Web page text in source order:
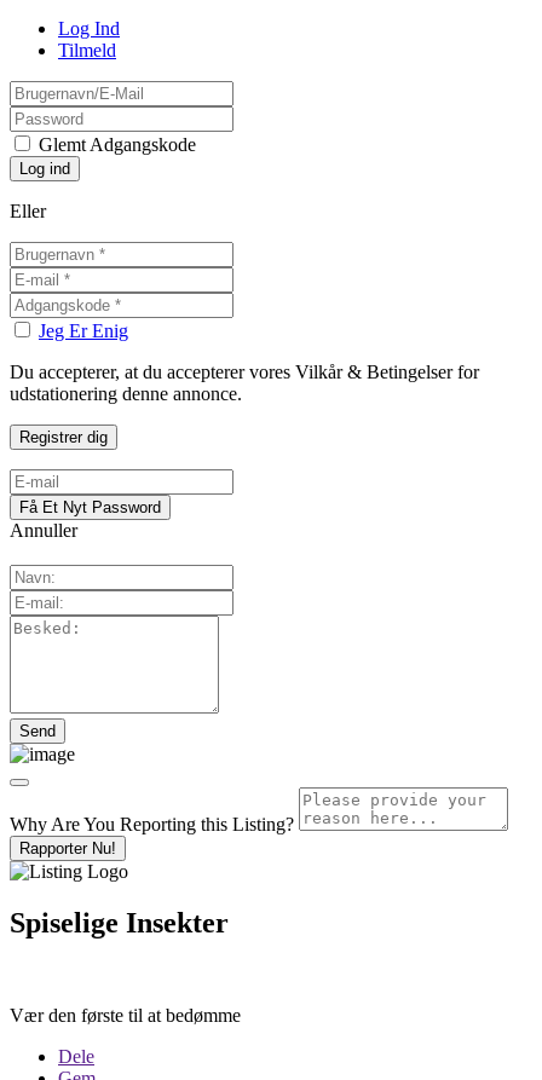
Log Ind
Tilmeld
Glemt Adgangskode
Eller
Jeg Er Enig
Du accepterer, at du accepterer vores Vilkår & Betingelser for
udstationering denne annonce.
Annuller
Why Are You Reporting this Listing?
Rapporter Nu!
Spiselige Insekter
Vær den første til at bedømme
Dele